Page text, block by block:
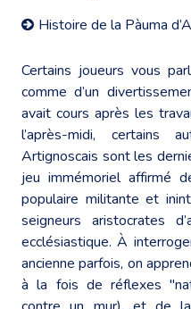
Histoire de la Pàuma
Certains joueurs vous
comme d’un
avait cours après les
l’après-midi, certains
Artignoscais sont les
jeu immémoriel affirmé
populaire militante et
seigneurs aristocrates
ecclésiastique. À
ancienne parfois, on
à la fois de réflexes